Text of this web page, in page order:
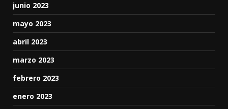
junio 2023
mayo 2023
abril 2023
marzo 2023
febrero 2023
enero 2023